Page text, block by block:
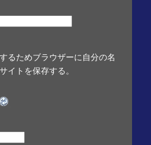
るためブラウザーに自分の名
イトを保存する。